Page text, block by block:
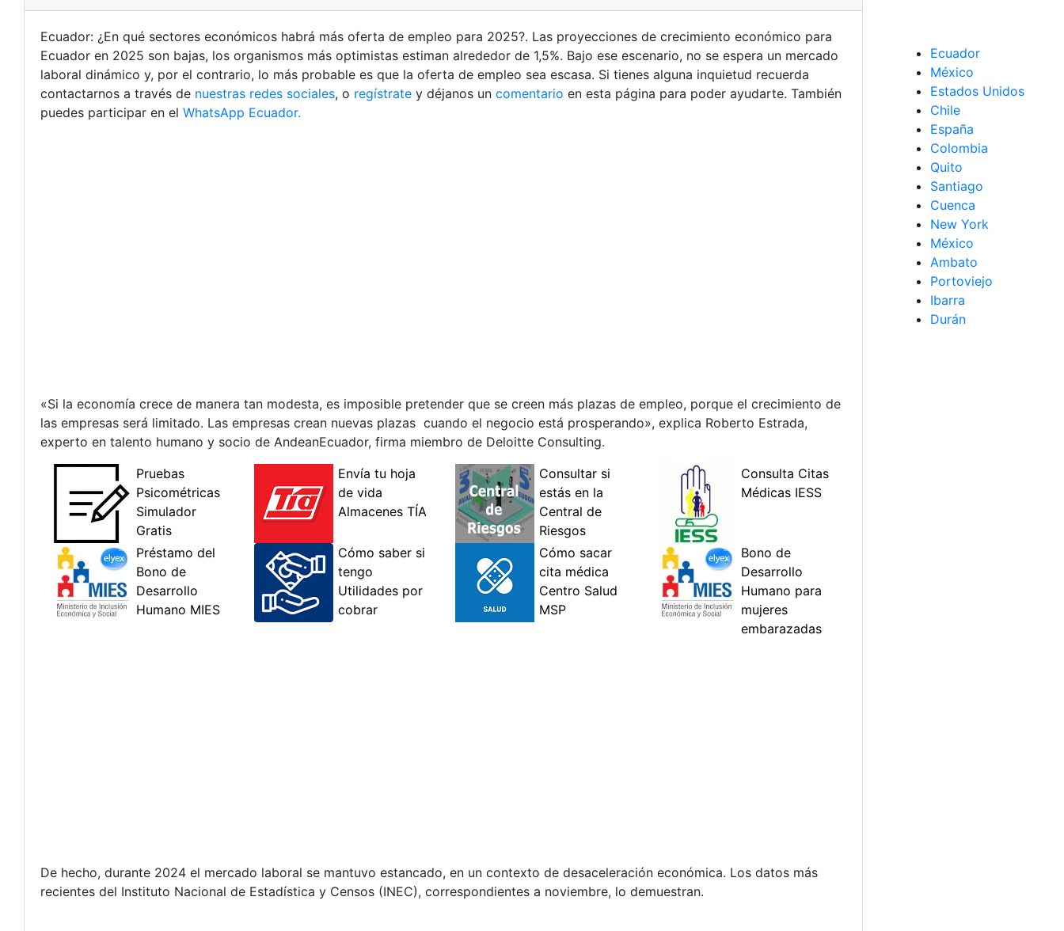
Ecuador: ¿En qué sectores económicos habrá más oferta de empleo para 2025?. Las proyecciones de crecimiento económico para
Ecuador en 2025 son bajas, los organismos más optimistas estiman alrededor de 1,5%. Bajo ese escenario, no se espera un mercado
laboral dinámico y, por el contrario, lo más probable es que la oferta de empleo sea escasa. Si tienes alguna inquietud recuerda
contactarnos a través de nuestras redes sociales, o regístrate y déjanos un comentario en esta página para poder ayudarte. También
puedes participar en el WhatsApp Ecuador.
«Si la economía crece de manera tan modesta, es imposible pretender que se creen más plazas de empleo, porque el crecimiento de
las empresas será limitado. Las empresas crean nuevas plazas cuando el negocio está prosperando», explica Roberto Estrada,
experto en talento humano y socio de AndeanEcuador, firma miembro de Deloitte Consulting.
De hecho, durante 2024 el mercado laboral se mantuvo estancado, en un contexto de desaceleración económica. Los datos más
recientes del Instituto Nacional de Estadística y Censos (INEC), correspondientes a noviembre, lo demuestran.
Ecuador
México
Estados Unidos
Chile
España
Colombia
Quito
Santiago
Cuenca
New York
México
Ambato
Portoviejo
Ibarra
Durán